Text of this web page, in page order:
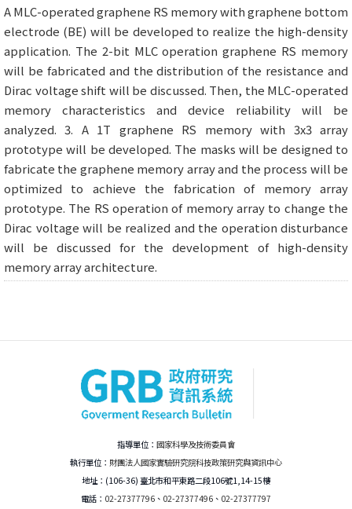
A MLC-operated graphene RS memory with graphene bottom
electrode (BE) will be developed to realize the high-density
application. The 2-bit MLC operation graphene RS memory
will be fabricated and the distribution of the resistance and
Dirac voltage shift will be discussed. Then, the MLC-operated
memory characteristics and device reliability will be
analyzed. 3. A 1T graphene RS memory with 3x3 array
prototype will be developed. The masks will be designed to
fabricate the graphene memory array and the process will be
optimized to achieve the fabrication of memory array
prototype. The RS operation of memory array to change the
Dirac voltage will be realized and the operation disturbance
will be discussed for the development of high-density
memory array architecture.
指導單位： 國家科學及技術委員會
執行單位： 財團法人國家實驗研究院科技政策研究與資訊中心
地址：(106-36) 臺北市和平東路二段106號1,14-15樓
電話： 02-27377796 、 02-27377496 、 02-27377797